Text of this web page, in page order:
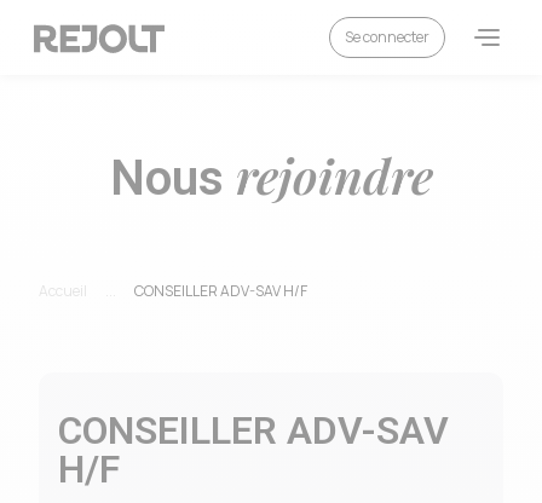
Se connecter
Nous rejoindre
Accueil CONSEILLER ADV-SAV H/F
CONSEILLER ADV-SAV
H/F